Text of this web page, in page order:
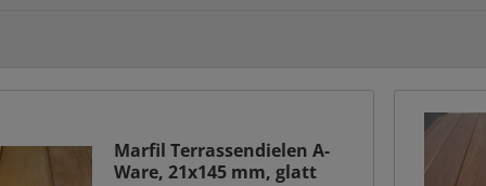
Marfil Terrassendielen A-
Ware, 21x145 mm, glatt